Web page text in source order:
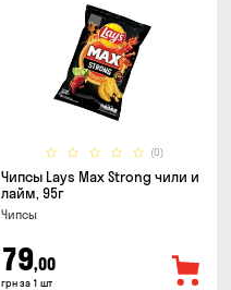
(0)
Чипсы Lays Max Strong чили и
лайм, 95г
Чипсы
79,00
грн за 1 шт